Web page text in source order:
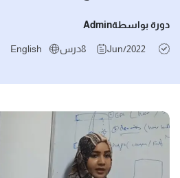
دورة بواسطةAdmin
Jun/2022
8درس English